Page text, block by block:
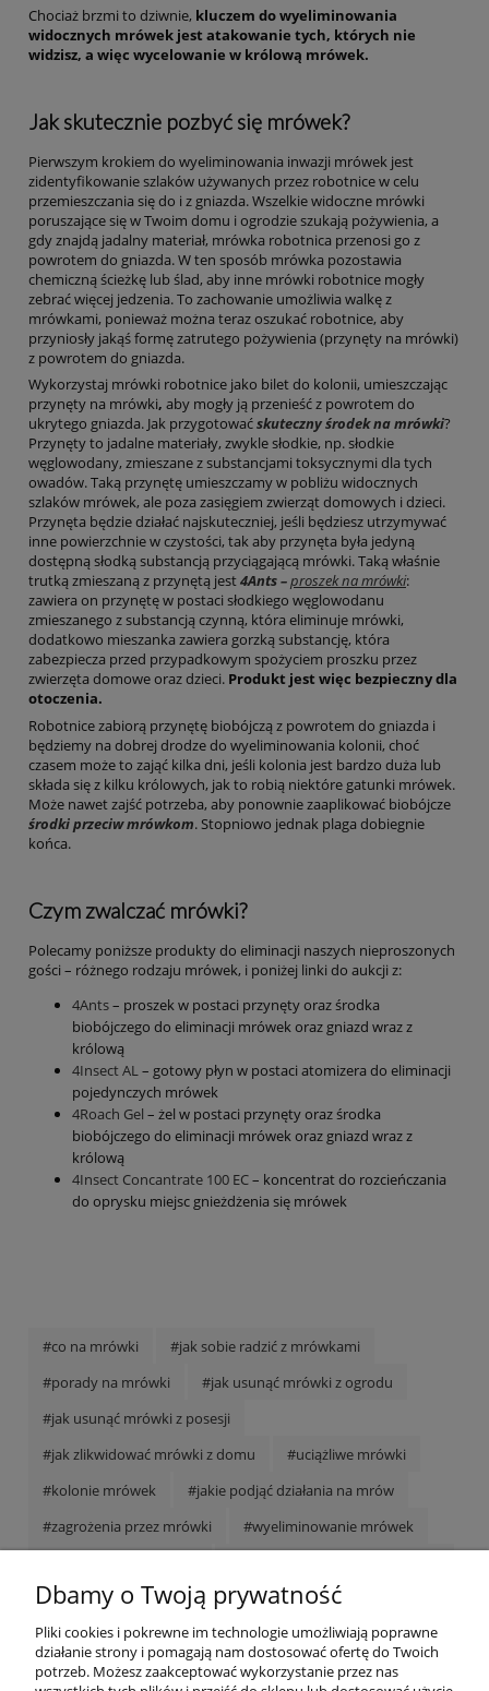
Chociaż brzmi to dziwnie, kluczem do wyeliminowania
widocznych mrówek jest atakowanie tych, których nie
widzisz, a więc wycelowanie w królową mrówek.
Jak skutecznie pozbyć się mrówek?
Pierwszym krokiem do wyeliminowania inwazji mrówek jest
zidentyfikowanie szlaków używanych przez robotnice w celu
przemieszczania się do i z gniazda. Wszelkie widoczne mrówki
poruszające się w Twoim domu i ogrodzie szukają pożywienia, a
gdy znajdą jadalny materiał, mrówka robotnica przenosi go z
powrotem do gniazda. W ten sposób mrówka pozostawia
chemiczną ścieżkę lub ślad, aby inne mrówki robotnice mogły
zebrać więcej jedzenia. To zachowanie umożliwia walkę z
mrówkami, ponieważ można teraz oszukać robotnice, aby
przyniosły jakąś formę zatrutego pożywienia (przynęty na mrówki)
z powrotem do gniazda.
Wykorzystaj mrówki robotnice jako bilet do kolonii, umieszczając
przynęty na mrówki, aby mogły ją przenieść z powrotem do
ukrytego gniazda. Jak przygotowaćskuteczny środek na mrówki?
Przynęty to jadalne materiały, zwykle słodkie, np. słodkie
węglowodany, zmieszane z substancjami toksycznymi dla tych
owadów. Taką przynętę umieszczamy w pobliżu widocznych
szlaków mrówek, ale poza zasięgiem zwierząt domowych i dzieci.
Przynęta będzie działać najskuteczniej, jeśli będziesz utrzymywać
inne powierzchnie w czystości, tak aby przynęta była jedyną
dostępną słodką substancją przyciągającą mrówki. Taką właśnie
trutką zmieszaną z przynętą jest4Ants –proszek na mrówki:
zawiera on przynętę w postaci słodkiego węglowodanu
zmieszanego z substancją czynną, która eliminuje mrówki,
dodatkowo mieszanka zawiera gorzką substancję, która
zabezpiecza przed przypadkowym spożyciem proszku przez
zwierzęta domowe oraz dzieci. Produkt jest więc bezpieczny dla
otoczenia.
Robotnice zabiorą przynętę biobójczą z powrotem do gniazda i
będziemy na dobrej drodze do wyeliminowania kolonii, choć
czasem może to zająć kilka dni, jeśli kolonia jest bardzo duża lub
składa się z kilku królowych, jak to robią niektóre gatunki mrówek.
Może nawet zajść potrzeba, aby ponownie zaaplikować biobójcze
środki przeciw mrówkom. Stopniowo jednak plaga dobiegnie
końca.
Czym zwalczać mrówki?
Polecamy poniższe produkty do eliminacji naszych nieproszonych
gości – różnego rodzaju mrówek, i poniżej linki do aukcji z:
4Ants– proszek w postaci przynęty oraz środka
biobójczego do eliminacji mrówek oraz gniazd wraz z
królową
4Insect AL– gotowy płyn w postaci atomizera do eliminacji
pojedynczych mrówek
4Roach Gel – żel w postaci przynęty oraz środka
biobójczego do eliminacji mrówek oraz gniazd wraz z
królową
4Insect Concantrate 100 EC– koncentrat do rozcieńczania
do oprysku miejsc gnieżdżenia się mrówek
#co na mrówki
#jak sobie radzić z mrówkami
#porady na mrówki
#jak usunąć mrówki z ogrodu
#jak usunąć mrówki z posesji
#jak zlikwidować mrówki z domu
#uciążliwe mrówki
#kolonie mrówek
#jakie podjąć działania na mrów
#zagrożenia przez mrówki
#wyeliminowanie mrówek
#jak zwalczyć mrówki
POMOC
Dbamy o Twoją prywatność
Pliki cookies i pokrewne im technologie umożliwiają poprawne
działanie strony i pomagają nam dostosować ofertę do Twoich
potrzeb. Możesz zaakceptować wykorzystanie przez nas